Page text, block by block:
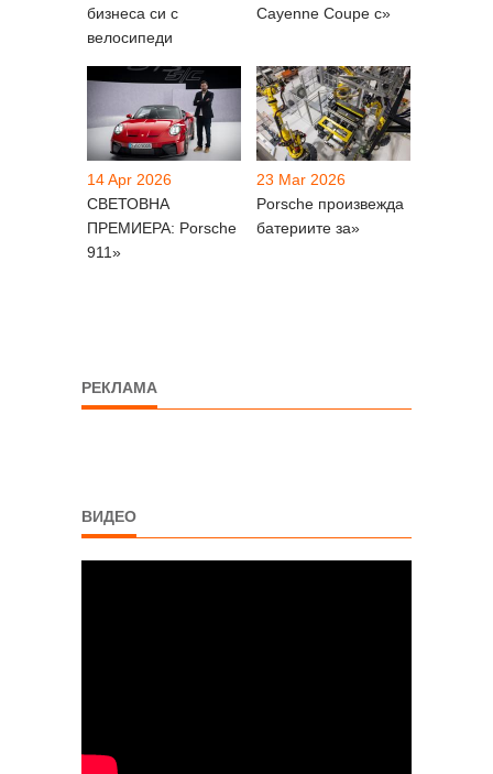
бизнеса си с
велосипеди
Cayenne Coupe с»
14 Apr 2026
СВЕТОВНА
ПРЕМИЕРА: Porsche
911»
23 Mar 2026
Porsche произвежда
батериите за»
РЕКЛАМА
ВИДЕО